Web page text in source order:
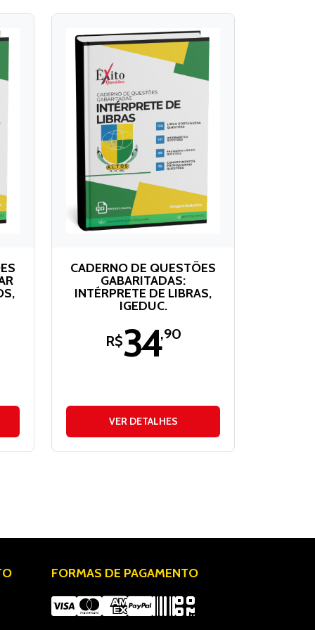
CADERNO DE QUESTÕES
GABARITADAS:
INTÉRPRETE DE LIBRAS,
IGEDUC.
R$34,90
VER DETALHES
FORMAS DE PAGAMENTO